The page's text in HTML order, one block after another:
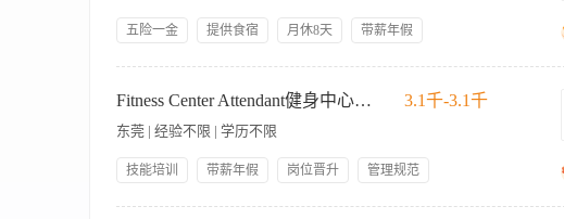
五险一金 提供食宿 月休8天
带薪年假
身中心设施介绍及使用指引，确保宾客获得优质体验。 2、负责健身区域及
协助宾客办理健身卡、储物柜租用等入会手续，准确记录使用数据，确保账
向上级汇报。 5、解答宾客关于酒店健身服务、开放时间及周边运动的咨询
求】 1、酒店管理、旅游服务等专业或相关从业经历者优先考虑。 2、性格开
工作细致认真，有责任心，能适应轮班制工作时间（含周末及节假日）。 4、
Fitness Center Attendant健身中心服务员 3.1千-3.1千
东莞 | 经验不限 | 学历不限
技能培训 带薪年假 岗位晋升
管理规范